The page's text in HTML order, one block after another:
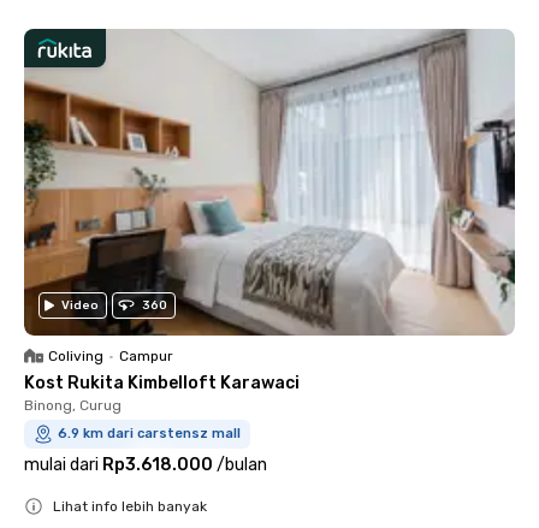
Video 360
Coliving • Campur
Kost Rukita Kimbelloft Karawaci
Binong, Curug
6.9 km dari carstensz mall
mulai dari Rp3.618.000 /bulan
Lihat info lebih banyak